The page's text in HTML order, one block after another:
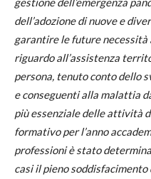
dell’adozione di nuove e
garantire le future
riguardo all’assistenza
persona, tenuto conto dello
e conseguenti alla malattia
più essenziale delle attività
formativo per l’anno
professioni è stato
casi il pieno